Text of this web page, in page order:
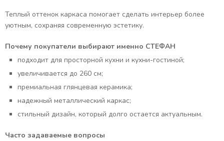
Теплый оттенок каркаса помогает сделать интерьер более
уютным, сохраняя современную эстетику.
Почему покупатели выбирают именно СТЕФАН
подходит для просторной кухни и кухни-гостиной;
увеличивается до 260 см;
премиальная глянцевая керамика;
надежный металлический каркас;
стильный дизайн, который долго остается актуальным.
Часто задаваемые вопросы